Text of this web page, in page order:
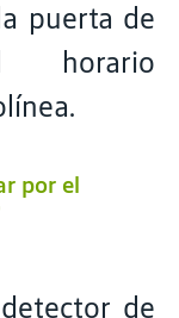
puerta de
horario
por el
de